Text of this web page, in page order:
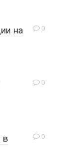
0
на
0
0
в